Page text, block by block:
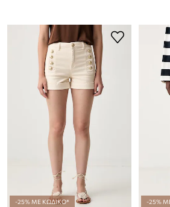
-25% ΜΕ ΚΩΔΙΚΟ* -25%